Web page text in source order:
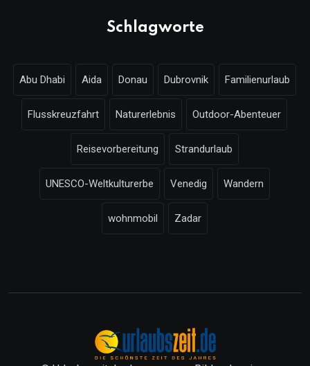
Schlagworte
Abu Dhabi Aida Donau Dubrovnik Familienurlaub
Flusskreuzfahrt Naturerlebnis Outdoor-Abenteuer
Reisevorbereitung Strandurlaub
UNESCO-Weltkulturerbe Venedig Wandern
wohnmobil Zadar